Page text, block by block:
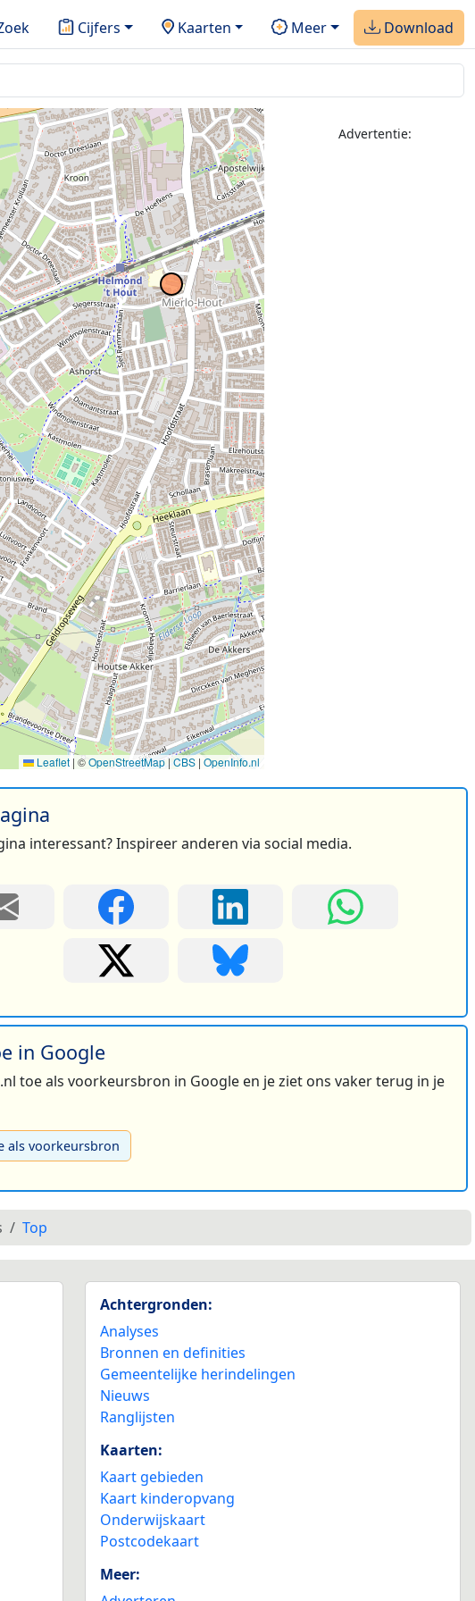
Cijfers Kaarten Meer Download
Leaflet | ©OpenStreetMap|CBS | OpenInfo.nl
Advertentie:
interessant? Inspireer anderen via social media.
in Google
toe als voorkeursbron in Google en je ziet ons vaker terug in je
als voorkeursbron
Top
Achtergronden:
Analyses
Bronnen en definities
Gemeentelijke herindelingen
Nieuws
Ranglijsten
Kaarten:
Kaart gebieden
Kaart kinderopvang
Onderwijskaart
Postcodekaart
Meer: